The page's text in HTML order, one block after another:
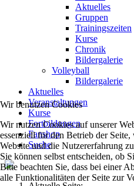
Aktuelles
Gruppen
Trainingszeiten
Kurse
Chronik
Bildergalerie
Volleyball
Bildergalerie
Aktuelles
Veranstaltungen
Kurse
Fortbildungen
Fanshop
Suche
Wir benutzen Cookies
Wir nutzen Cookies auf unserer
essenziell für den Betrieb der
Website und die Nutzererfahrung
Sie können selbst entscheiden, ob
Bitte beachten Sie, dass bei einer
alle Funktionalitäten der Seite zur